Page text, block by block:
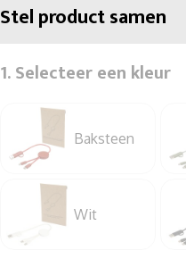
Stel product samen
1. Selecteer een kleur
Baksteen
Wit